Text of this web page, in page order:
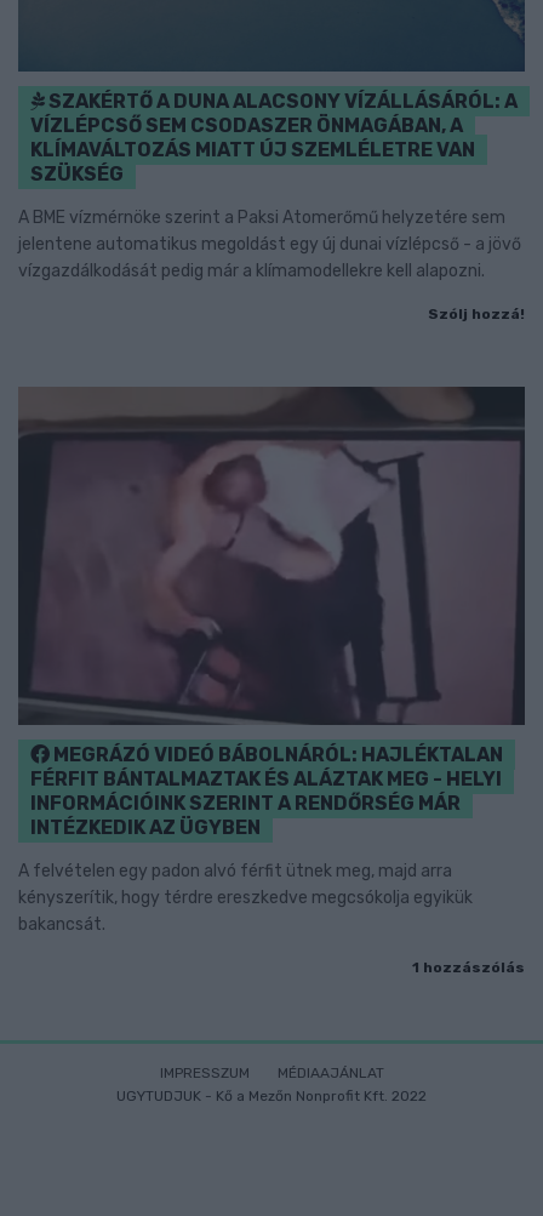
SZAKÉRTŐ A DUNA ALACSONY VÍZÁLLÁSÁRÓL: A
VÍZLÉPCSŐ SEM CSODASZER ÖNMAGÁBAN, A
KLÍMAVÁLTOZÁS MIATT ÚJ SZEMLÉLETRE VAN
SZÜKSÉG
A BME vízmérnöke szerint a Paksi Atomerőmű helyzetére sem
jelentene automatikus megoldást egy új dunai vízlépcső - a jövő
vízgazdálkodását pedig már a klímamodellekre kell alapozni.
Szólj hozzá!
MEGRÁZÓ VIDEÓ BÁBOLNÁRÓL: HAJLÉKTALAN
FÉRFIT BÁNTALMAZTAK ÉS ALÁZTAK MEG - HELYI
INFORMÁCIÓINK SZERINT A RENDŐRSÉG MÁR
INTÉZKEDIK AZ ÜGYBEN
A felvételen egy padon alvó férfit ütnek meg, majd arra
kényszerítik, hogy térdre ereszkedve megcsókolja egyikük
bakancsát.
1 hozzászólás
IMPRESSZUM
MÉDIAAJÁNLAT
UGYTUDJUK - Kő a Mezőn Nonprofit Kft. 2022